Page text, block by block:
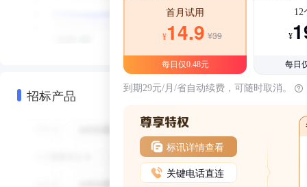
招标产品
首月试用
¥14.9 ¥39
每日仅0.48元
12
¥
每日
到期29元/月/省自动续费，可随时取消。
标讯详情查看
关键电话直连